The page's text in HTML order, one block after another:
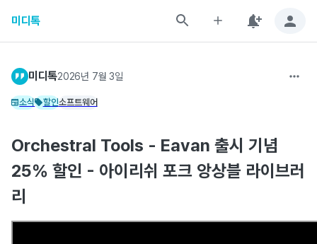
미디톡
미디톡2026년 7월 3일
소식 할인소프트웨어
Orchestral Tools - Eavan 출시 기념
25% 할인 - 아이리쉬 포크 앙상블 라이브러
리